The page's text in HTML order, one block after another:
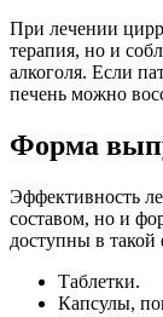
При лечении
терапия, но и
алкоголя. Если
печень можно
Форма
Эффективность
составом, но и
доступны в такой
Таблетки.
Капсулы,